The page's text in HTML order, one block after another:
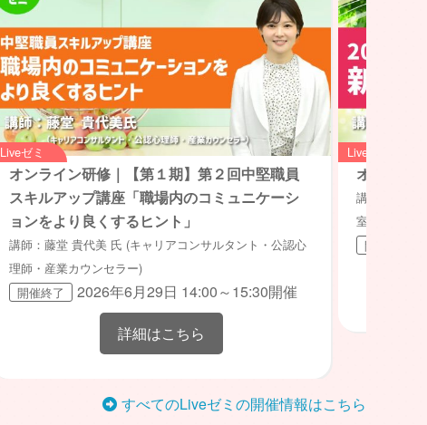
Liveゼミ
オンライン研修｜【第１期】第２回中堅職員
スキルアップ講座「職場内のコミュニケーシ
ョンをより良くするヒント」
講師：藤堂 貴代美 氏 (キャリアコンサルタント・公認心
理師・産業カウンセラー)
開催終了
2026年6月29日 14:00～15:30開催
詳細はこちら
Liveゼミ
オンライ
講師：山内
室長）
開催終了
すべてのLiveゼミの開催情報はこちら